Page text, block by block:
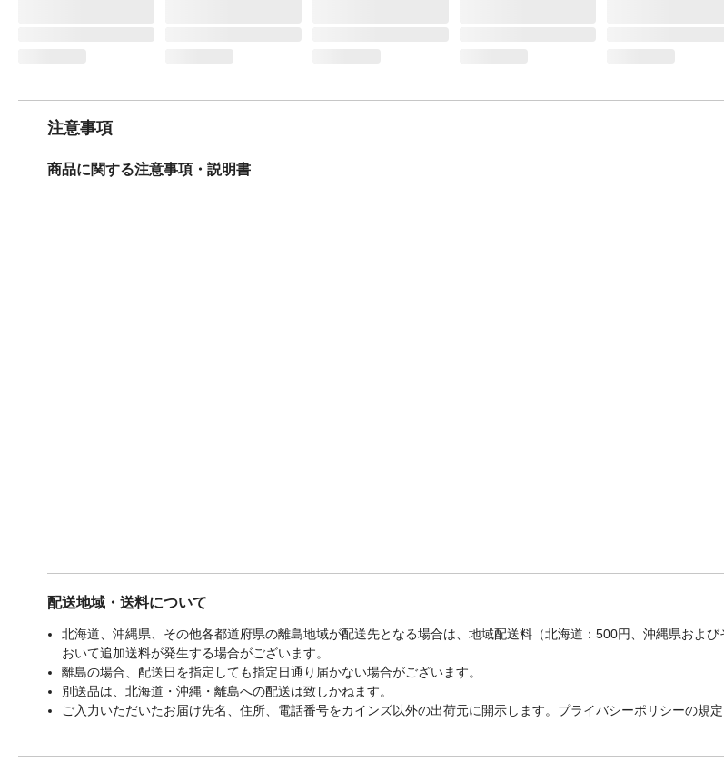
注意事項
商品に関する注意事項・説明書
配送地域・送料について
北海道、沖縄県、その他各都道府県の離島地域が配送先となる場合は、地域配送料（北海道：500円、沖縄県およ
おいて追加送料が発生する場合がございます。
離島の場合、配送日を指定しても指定日通り届かない場合がございます。
別送品は、北海道・沖縄・離島への配送は致しかねます。
ご入力いただいたお届け先名、住所、電話番号をカインズ以外の出荷元に開示します。プライバシーポリシーの規定